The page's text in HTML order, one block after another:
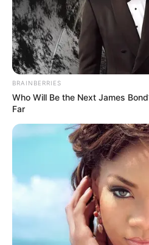
Debut:
7 April2018
Asal:
Jumlah Anggota:
9 Member
UNB adalah grup asal Korea
April 2018. Mereka debut lewat
Boyhood dengan dua tittle track
only one.
BRAINBERRIES
Who Will Be the Next James
Far